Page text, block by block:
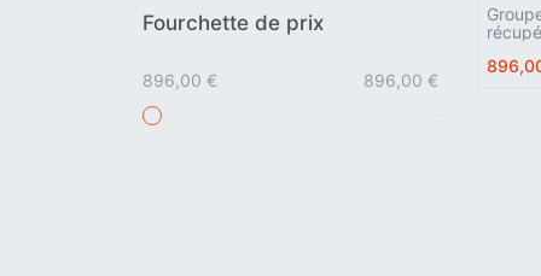
Fourchette de prix
896,00 € 896,00 €